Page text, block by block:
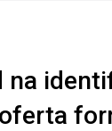
oferta